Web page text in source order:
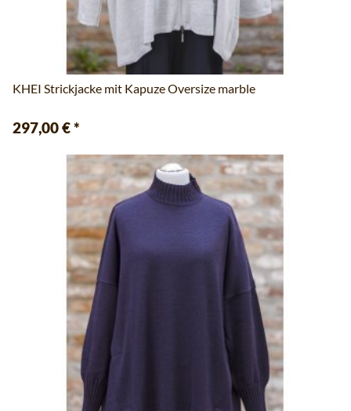
KHEI Strickjacke mit Kapuze Oversize marble
297,00 €*